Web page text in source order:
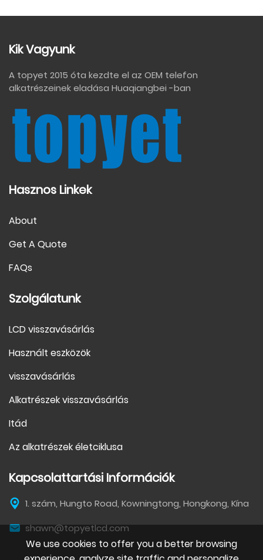
Kik Vagyunk
A topyet 2015 óta kezdte el az OEM telefon
alkatrészeinek eladása Huaqiangbei -ban
Hasznos Linkek
About
Get A Quote
FAQs
Szolgálatunk
LCD visszavásárlás
Használt eszközök
visszavásárlás
Alkatrészek visszavásárlás
Itád
Az alkatrészek életciklusa
Kapcsolattartási Információk
1. szám, Hungto Road, Kowningtong, Hongkong, Kína
shawn@topyetlcd.com
We use cookies to offer you a better browsing